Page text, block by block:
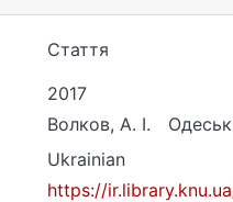
Стаття
2017
Волков, А. І.
Ukrainian
https://